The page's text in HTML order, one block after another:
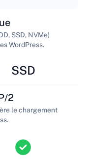
SSD, NVMe)
WordPress.
SSD
2
le chargement